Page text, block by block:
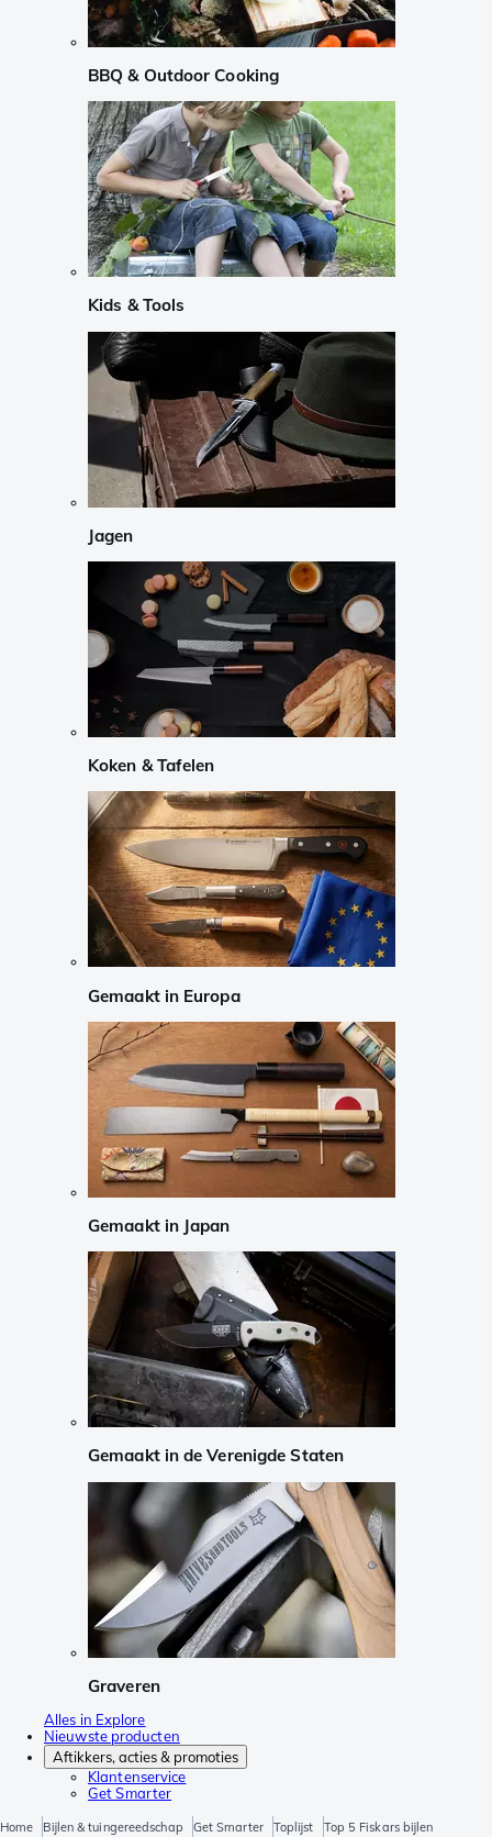
BBQ & Outdoor Cooking
Kids & Tools
Jagen
Koken & Tafelen
Gemaakt in Europa
Gemaakt in Japan
Gemaakt in de Verenigde Staten
Graveren
Alles in Explore
Nieuwste producten
Aftikkers, acties & promoties
Klantenservice
Get Smarter
Home Bijlen & tuingereedschap Get Smarter Toplijst Top 5 Fiskars bijlen